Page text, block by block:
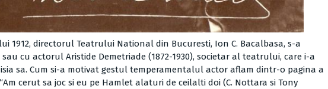
1912, directorul Teatrului National din Bucuresti, Ion C. Bacalbasa, s-a
cu actorul Aristide Demetriade (1872-1930), societar al teatrului, care i-a
sa. Cum si-a motivat gestul temperamentalul actor aflam dintr-o pagina a
“Am cerut sa joc si eu pe Hamlet alaturi de ceilalti doi (C. Nottara si Tony